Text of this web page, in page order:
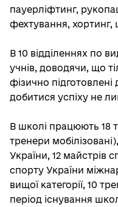
пауерліфтинг,
фехтування, хортинг,
В 10 відділеннях по
учнів, доводячи, що
фізично
добитися успіху не
В школі працюють 18
тренери
України, 12 майстрів
спорту України
вищої категорії, 10
період існування